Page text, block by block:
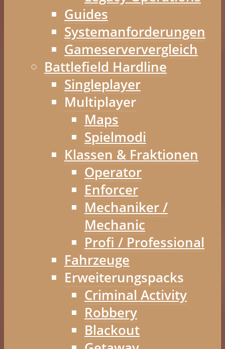
Guides
Systemanforderungen
Gameserververgleich
Battlefield Hardline
Singleplayer
Multiplayer
Maps
Spielmodi
Klassen & Fraktionen
Operator
Enforcer
Mechaniker /
Mechanic
Profi / Professional
Fahrzeuge
Erweiterungspacks
Criminal Activity
Robbery
Blackout